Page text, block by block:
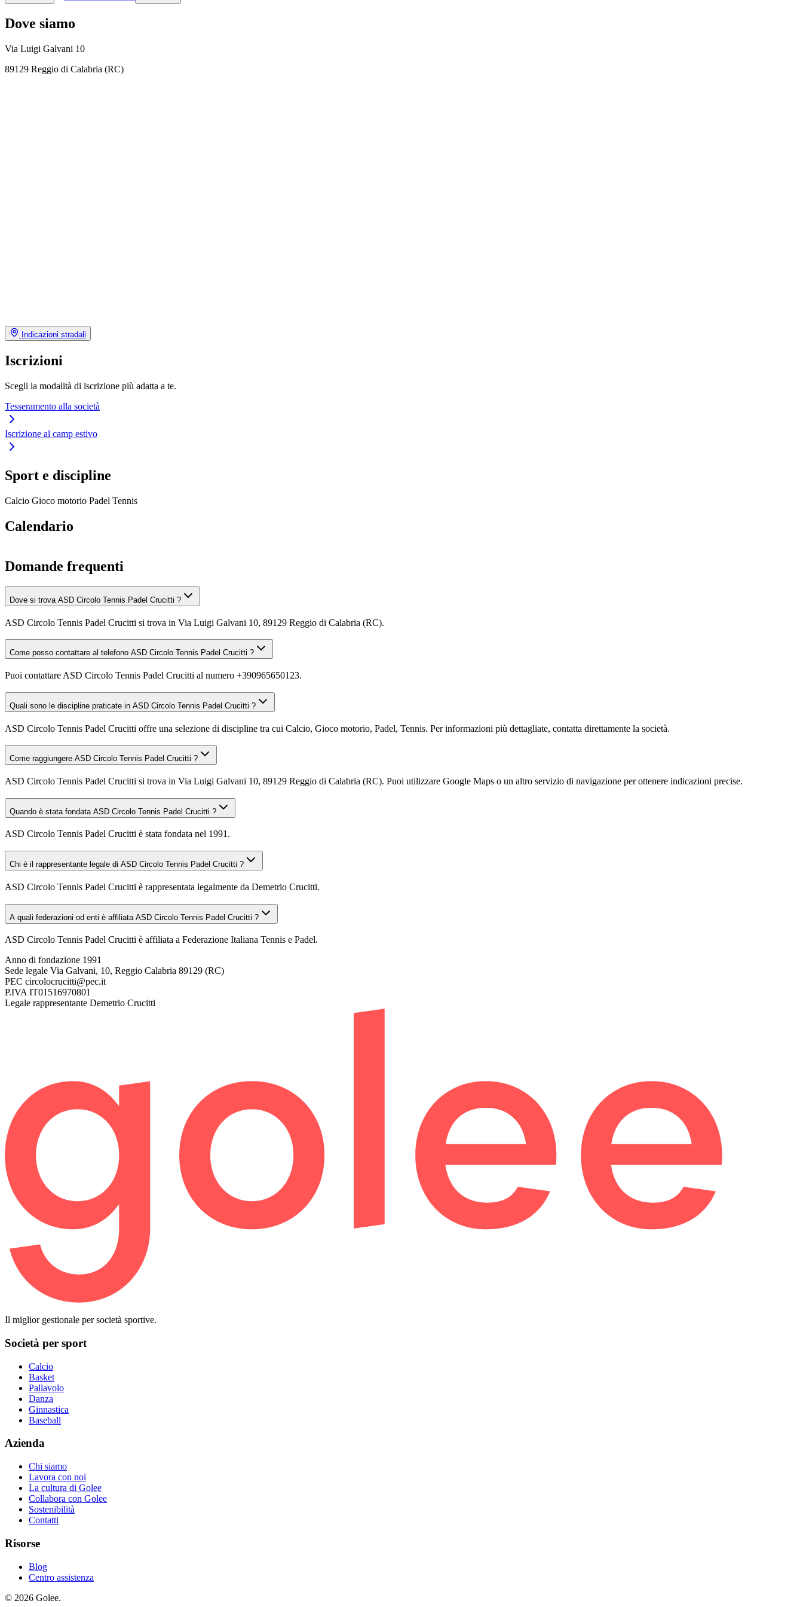
Dove siamo
Via Luigi Galvani 10
89129 Reggio di Calabria (RC)
Indicazioni stradali
Iscrizioni
Scegli la modalità di iscrizione più adatta a te.
Tesseramento alla società
Iscrizione al camp estivo
Sport e discipline
Calcio Gioco motorio Padel Tennis
Calendario
Domande frequenti
Dove si trova ASD Circolo Tennis Padel Crucitti ?
ASD Circolo Tennis Padel Crucitti si trova in Via Luigi Galvani 10, 89129 Reggio di Calabria (RC).
Come posso contattare al telefono ASD Circolo Tennis Padel Crucitti ?
Puoi contattare ASD Circolo Tennis Padel Crucitti al numero +390965650123.
Quali sono le discipline praticate in ASD Circolo Tennis Padel Crucitti ?
ASD Circolo Tennis Padel Crucitti offre una selezione di discipline tra cui Calcio, Gioco motorio, Padel, Tennis. Per informazioni più dettagliate, contatta direttamente la società.
Come raggiungere ASD Circolo Tennis Padel Crucitti ?
ASD Circolo Tennis Padel Crucitti si trova in Via Luigi Galvani 10, 89129 Reggio di Calabria (RC). Puoi utilizzare Google Maps o un altro servizio di navigazione per ottenere indicazioni precise.
Quando è stata fondata ASD Circolo Tennis Padel Crucitti ?
ASD Circolo Tennis Padel Crucitti è stata fondata nel 1991.
Chi è il rappresentante legale di ASD Circolo Tennis Padel Crucitti ?
ASD Circolo Tennis Padel Crucitti è rappresentata legalmente da Demetrio Crucitti.
A quali federazioni od enti è affiliata ASD Circolo Tennis Padel Crucitti ?
ASD Circolo Tennis Padel Crucitti è affiliata a Federazione Italiana Tennis e Padel.
Anno di fondazione 1991
Sede legale Via Galvani, 10, Reggio Calabria 89129 (RC)
PEC circolocrucitti@pec.it
P.IVA IT01516970801
Legale rappresentante Demetrio Crucitti
Il miglior gestionale per società sportive.
Società per sport
Calcio
Basket
Pallavolo
Danza
Ginnastica
Baseball
Azienda
Chi siamo
Lavora con noi
La cultura di Golee
Collabora con Golee
Sostenibilità
Contatti
Risorse
Blog
Centro assistenza
© 2026 Golee.